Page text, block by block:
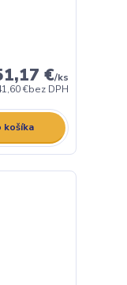
€/ks
€bez DPH
košíka